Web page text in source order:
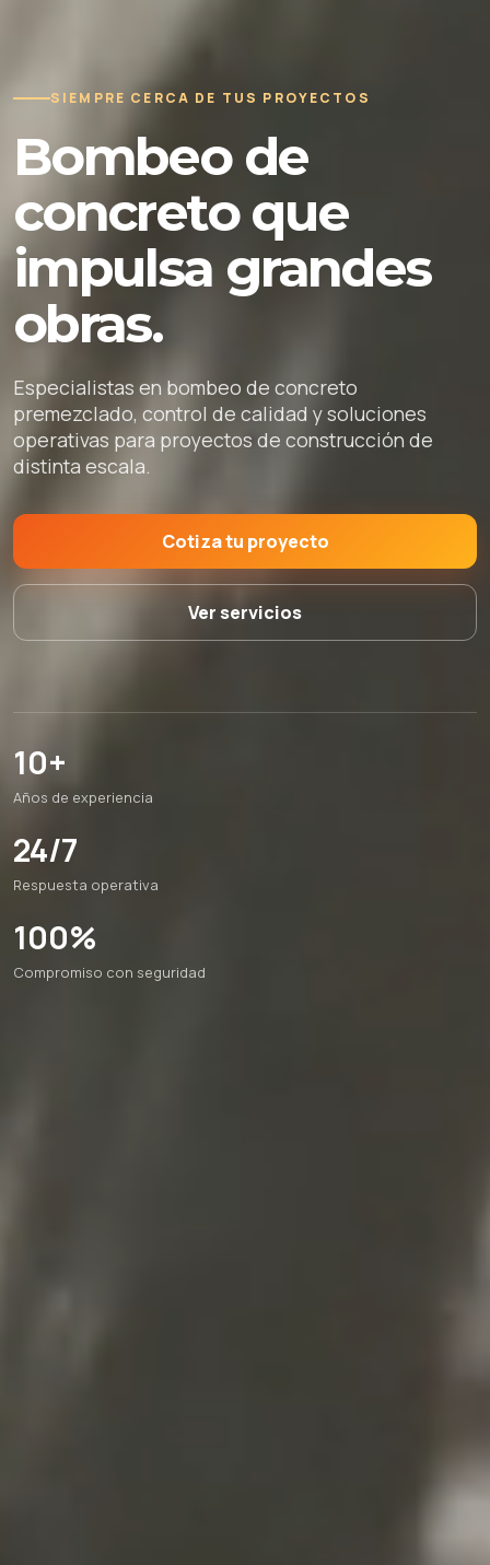
SIEMPRE CERCA DE TUS PROYECTOS
Bombeo de
concreto que
impulsa grandes
obras.
Especialistas en bombeo de concreto
premezclado, control de calidad y soluciones
operativas para proyectos de construcción de
distinta escala.
Cotiza tu proyecto
Ver servicios
10+
Años de experiencia
24/7
Respuesta operativa
100%
Compromiso con seguridad